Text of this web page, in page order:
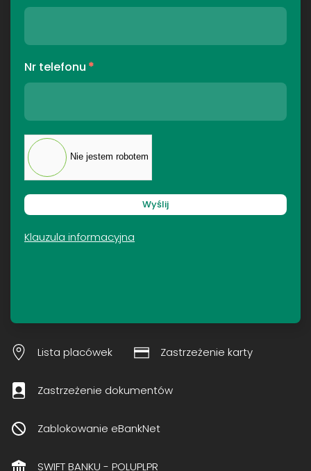
Nr telefonu *
Nie jestem robotem
Wyślij
Klauzula informacyjna
Lista placówek Zastrzeżenie karty
Zastrzeżenie dokumentów
Zablokowanie eBankNet
SWIFT BANKU - POLUPLPR